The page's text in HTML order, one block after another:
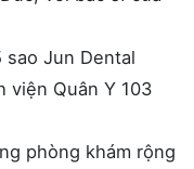
sao Jun Dental
viện Quân Y 103
phòng khám rộng